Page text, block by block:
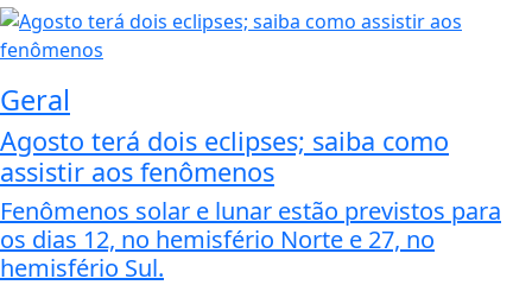
Geral
Agosto terá dois eclipses; saiba como
assistir aos fenômenos
Fenômenos solar e lunar estão previstos para
os dias 12, no hemisfério Norte e 27, no
hemisfério Sul.